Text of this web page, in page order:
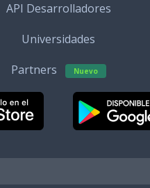
API Desarrolladores
Universidades
Partners
Nuevo